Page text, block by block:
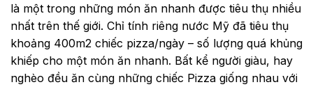
là một trong những món ăn nhanh được tiêu thụ nhiều
nhất trên thế giới. Chỉ tính riêng nước Mỹ đã tiêu thụ
khoảng 400m2 chiếc pizza/ngày – số lượng quá khủng
khiếp cho một món ăn nhanh. Bất kể người giàu, hay
nghèo đều ăn cùng những chiếc Pizza giống nhau với